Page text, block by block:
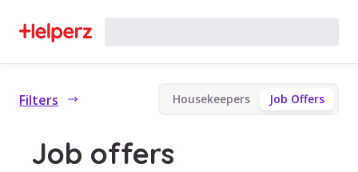
Filters Housekeepers Job Offers
Job offers